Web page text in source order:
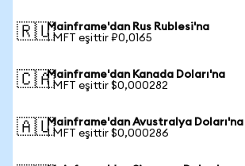
🇷🇺Mainframe'dan Rus Rublesi'na
1 MFT eşittir ₽0,0165
🇨🇦Mainframe'dan Kanada Doları'na
1 MFT eşittir $0,000282
🇦🇺Mainframe'dan Avustralya Doları'na
1 MFT eşittir $0,000286